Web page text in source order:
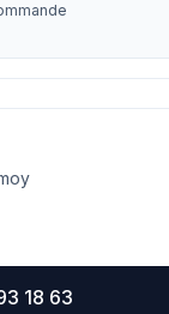
18 63